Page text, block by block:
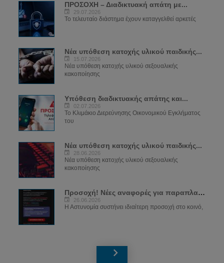
ΠΡΟΣΟΧΗ – Διαδικτυακή απάτη με...
29.07.2026
Το τελευταίο διάστημα έχουν καταγγελθεί αρκετές
Νέα υπόθεση κατοχής υλικού παιδικής...
15.07.2026
Νέα υπόθεση κατοχής υλικού σεξουαλικής
κακοποίησης
Υπόθεση διαδικτυακής απάτης και...
02.07.2026
Το Κλιμάκιο Διερεύνησης Οικονομικού Εγκλήματος
του
Νέα υπόθεση κατοχής υλικού παιδικής...
28.06.2026
Νέα υπόθεση κατοχής υλικού σεξουαλικής
κακοποίησης
Προσοχή! Νέες αναφορές για παραπλανητικά...
26.06.2026
Η Αστυνομία συστήνει ιδιαίτερη προσοχή στο κοινό,